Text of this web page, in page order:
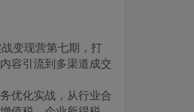
变现营第七期，打
容引流到多渠道成交
优化实战，从行业合